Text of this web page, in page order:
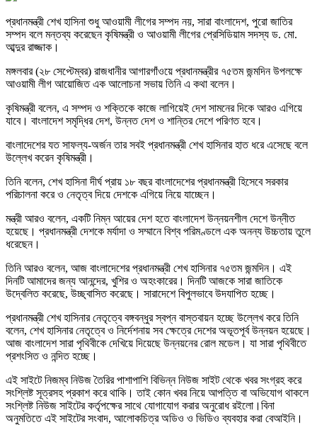
প্রধানমন্ত্রী শেখ হাসিনা শুধু আওয়ামী লীগের সম্পদ নয়, সারা বাংলাদেশ, পুরো জাতির
সম্পদ বলে মন্তব্য করেছেন কৃষিমন্ত্রী ও আওয়ামী লীগের প্রেসিডিয়াম সদস্য ড. মো.
আব্দুর রাজ্জাক।
মঙ্গলবার (২৮ সেপ্টেম্বর) রাজধানীর আগারগাঁওয়ে প্রধানমন্ত্রীর ৭৫তম জন্মদিন উপলক্ষে
আওয়ামী লীগ আয়োজিত এক আলোচনা সভায় তিনি এ কথা বলেন।
কৃষিমন্ত্রী বলেন, এ সম্পদ ও শক্তিকে কাজে লাগিয়েই দেশ সামনের দিকে আরও এগিয়ে
যাবে। বাংলাদেশ সমৃদ্ধির দেশ, উন্নত দেশ ও শান্তির দেশে পরিণত হবে।
বাংলাদেশের যত সাফল্য-অর্জন তার সবই প্রধানমন্ত্রী শেখ হাসিনার হাত ধরে এসেছে বলে
উল্লেখ করেন কৃষিমন্ত্রী।
তিনি বলেন, শেখ হাসিনা দীর্ঘ প্রায় ১৮ বছর বাংলাদেশের প্রধানমন্ত্রী হিসেবে সরকার
পরিচালনা করে ও নেতৃত্ব দিয়ে দেশকে এগিয়ে নিয়ে যাচ্ছেন।
মন্ত্রী আরও বলেন, একটি নিম্ন আয়ের দেশ হতে বাংলাদেশ উন্নয়নশীল দেশে উন্নীত
হয়েছে। প্রধানমন্ত্রী দেশকে মর্যাদা ও সম্মানে বিশ্ব পরিমণ্ডলে এক অনন্য উচ্চতায় তুলে
ধরেছেন।
তিনি আরও বলেন, আজ বাংলাদেশের প্রধানমন্ত্রী শেখ হাসিনার ৭৫তম জন্মদিন। এই
দিনটি আমাদের জন্য আনন্দের, খুশির ও অহংকারের। দিনটি আজকে সারা জাতিকে
উদ্বেলিত করেছে, উচ্ছ্বাসিত করেছে। সারাদেশে বিপুলভাবে উদযাপিত হচ্ছে।
প্রধানমন্ত্রী শেখ হাসিনার নেতৃত্বে বঙ্গবন্ধুর স্বপ্ন বাস্তবায়ন হচ্ছে উল্লেখ করে তিনি
বলেন, শেখ হাসিনার নেতৃত্বে ও নির্দেশনায় সব ক্ষেত্রে দেশের অভূতপূর্ব উন্নয়ন হয়েছে।
আজ বাংলাদেশ সারা পৃথিবীকে দেখিয়ে দিয়েছে উন্নয়নের রোল মডেল। যা সারা পৃথিবীতে
প্রশংসিত ও নন্দিত হচ্ছে।
এই সাইটে নিজম্ব নিউজ তৈরির পাশাপাশি বিভিন্ন নিউজ সাইট থেকে খবর সংগ্রহ করে
সংশ্লিষ্ট সূত্রসহ প্রকাশ করে থাকি। তাই কোন খবর নিয়ে আপত্তি বা অভিযোগ থাকলে
সংশ্লিষ্ট নিউজ সাইটের কর্তৃপক্ষের সাথে যোগাযোগ করার অনুরোধ রইলো।বিনা
অনুমতিতে এই সাইটের সংবাদ, আলোকচিত্র অডিও ও ভিডিও ব্যবহার করা বেআইনি।